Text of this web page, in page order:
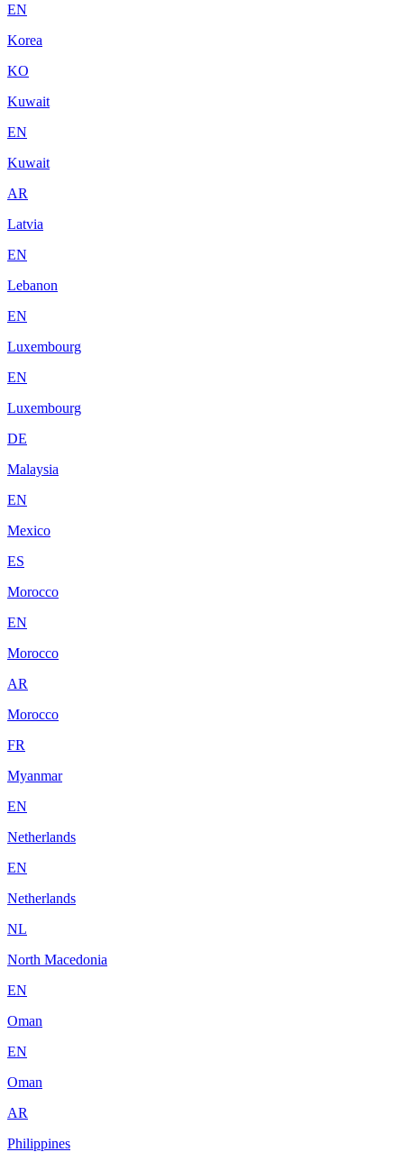
EN
Korea
KO
Kuwait
EN
Kuwait
AR
Latvia
EN
Lebanon
EN
Luxembourg
EN
Luxembourg
DE
Malaysia
EN
Mexico
ES
Morocco
EN
Morocco
AR
Morocco
FR
Myanmar
EN
Netherlands
EN
Netherlands
NL
North Macedonia
EN
Oman
EN
Oman
AR
Philippines